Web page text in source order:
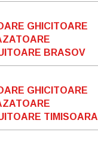
GHICITOARE
BRASOV
GHICITOARE
TIMISOARA